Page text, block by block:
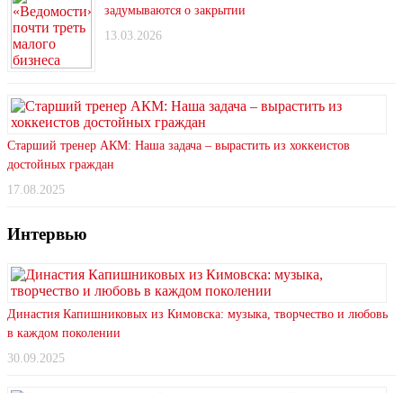
задумываются о закрытии
13.03.2026
Старший тренер АКМ: Наша задача – вырастить из хоккеистов
достойных граждан
17.08.2025
Интервью
Династия Капишниковых из Кимовска: музыка, творчество и любовь
в каждом поколении
30.09.2025